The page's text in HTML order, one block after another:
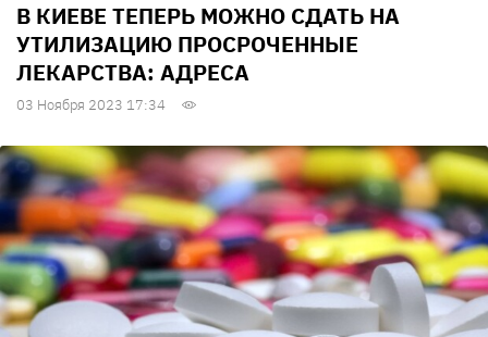
В КИЕВЕ ТЕПЕРЬ МОЖНО СДАТЬ НА
УТИЛИЗАЦИЮ ПРОСРОЧЕННЫЕ
ЛЕКАРСТВА: АДРЕСА
03 Ноября 2023 17:34